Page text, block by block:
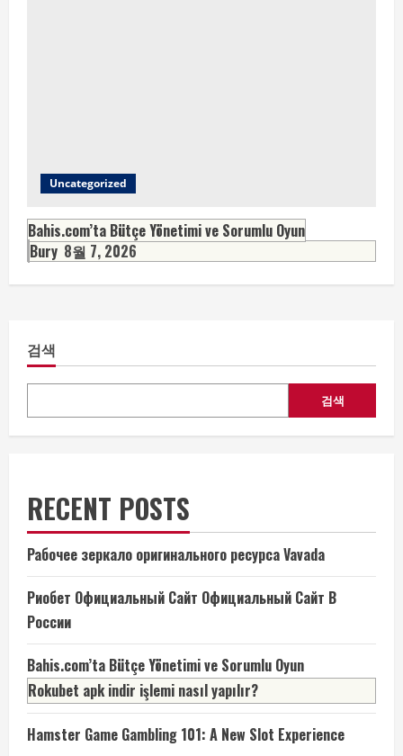
Uncategorized
Bahis.com’ta Bütçe Yönetimi ve Sorumlu Oyun
Bury 8월 7, 2026
검색
검색
RECENT POSTS
Рабочее зеркало оригинального ресурса Vavada
Риобет Официальный Сайт Официальный Сайт В
России
Bahis.com’ta Bütçe Yönetimi ve Sorumlu Oyun
Rokubet apk indir işlemi nasıl yapılır?
Hamster Game Gambling 101: A New Slot Experience